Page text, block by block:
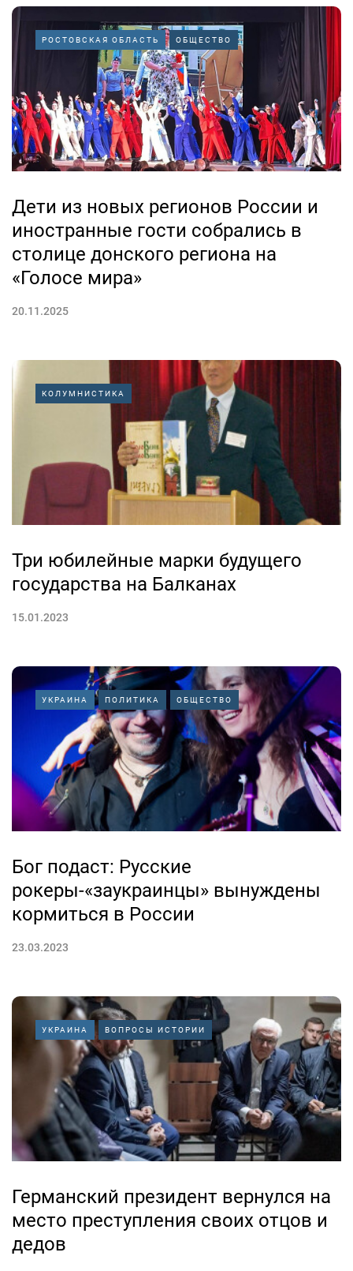
РОСТОВСКАЯ ОБЛАСТЬ ОБЩЕСТВО
Дети из новых регионов России и
иностранные гости собрались в
столице донского региона на
«Голосе мира»
20.11.2025
КОЛУМНИСТИКА
Три юбилейные марки будущего
государства на Балканах
15.01.2023
УКРАИНА ПОЛИТИКА ОБЩЕСТВО
Бог подаст: Русские
рокеры-«заукраинцы» вынуждены
кормиться в России
23.03.2023
УКРАИНА ВОПРОСЫ ИСТОРИИ
Германский президент вернулся на
место преступления своих отцов и
дедов